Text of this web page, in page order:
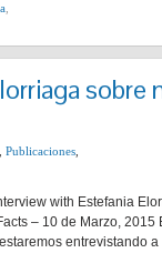
sobre
Publicaciones
with Estefania
– 10 de Marzo, 2015
entrevistando